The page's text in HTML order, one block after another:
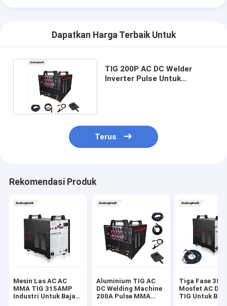
Dapatkan Harga Terbaik Untuk
TIG 200P AC DC Welder
Inverter Pulse Untuk
Terus
Rekomendasi Produk
Mesin Las AC AC
MMA TIG 315AMP
Industri Untuk Baja
Aluminium TIG AC
DC Welding Machine
200A Pulse MMA
Tiga Fase
Mosfet AC DC
TIG Untuk